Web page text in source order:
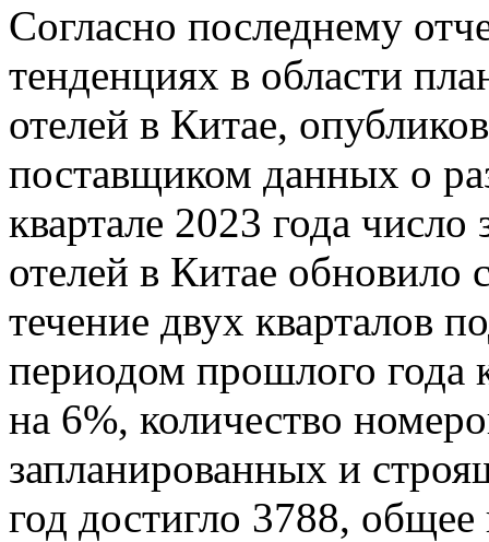
Согласно последнему
тенденциях в области
отелей в Китае,
поставщиком данных о
квартале 2023 года
отелей в Китае обновило
течение двух кварталов
периодом прошлого года
на 6%, количество
запланированных и
год достигло 3788,